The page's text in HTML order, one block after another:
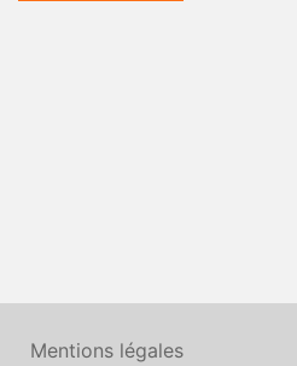
Mentions légales